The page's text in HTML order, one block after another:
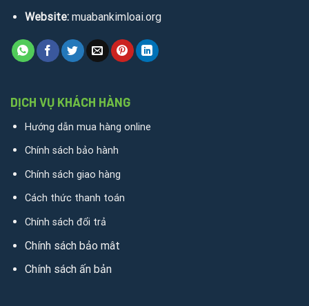
Website: muabankimloai.org
DỊCH VỤ KHÁCH HÀNG
Hướng dẫn mua hàng online
Chính sách bảo hành
Chính sách giao hàng
Cách thức thanh toán
Chính sách đổi trả
Chính sách bảo mât
Chính sách ấn bản